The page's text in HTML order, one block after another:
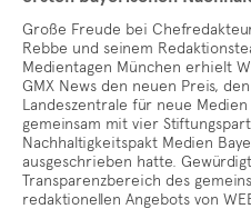
Große Freude bei
Rebbe und seinem
Medientagen München erhielt
GMX News den neuen Preis,
Landeszentrale für neue Medien
gemeinsam mit vier
Nachhaltigkeitspakt Medien
ausgeschrieben hatte.
Transparenzbereich des
redaktionellen Angebots von